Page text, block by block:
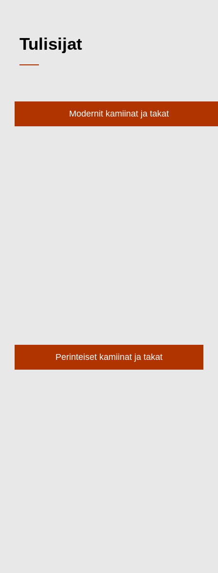
Tulisijat
Modernit kamiinat ja takat
Perinteiset kamiinat ja takat